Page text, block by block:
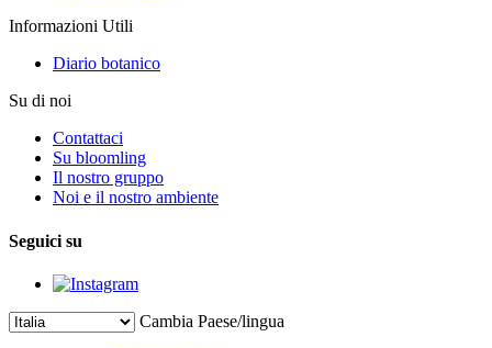
Informazioni Utili
Diario botanico
Su di noi
Contattaci
Su bloomling
Il nostro gruppo
Noi e il nostro ambiente
Seguici su
Cambia Paese/lingua